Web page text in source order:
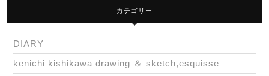
カテゴリー
DIARY
kenichi kishikawa drawing ＆ sketch,esquisse